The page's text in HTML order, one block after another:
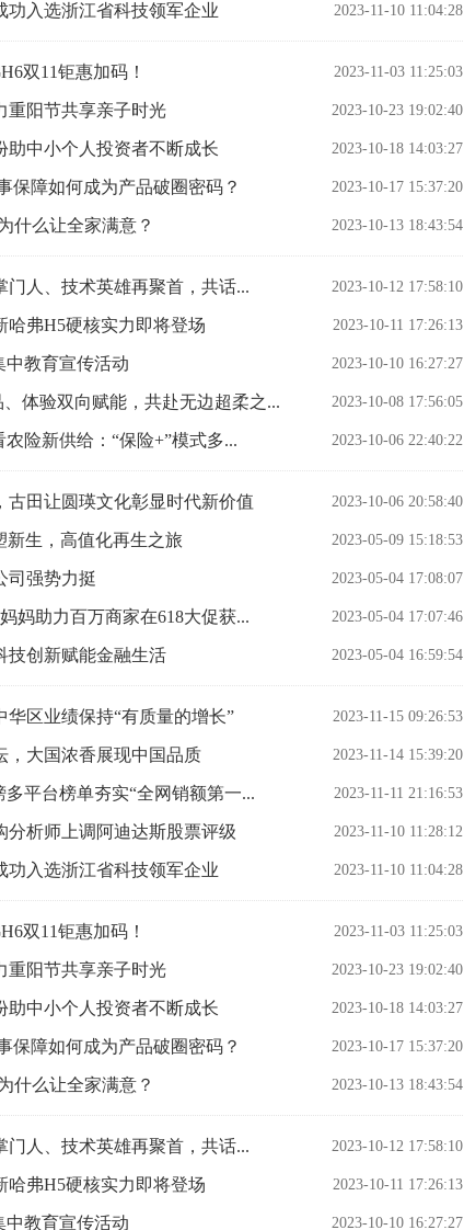
功入选浙江省科技领军企业 2023-11-10 11:04:28
双11钜惠加码！ 2023-11-03 11:25:03
重阳节共享亲子时光 2023-10-23 19:02:40
助中小个人投资者不断成长 2023-10-18 14:03:27
保障如何成为产品破圈密码？ 2023-10-17 15:37:20
什么让全家满意？ 2023-10-13 18:43:54
门人、技术英雄再聚首，共话... 2023-10-12 17:58:10
哈弗H5硬核实力即将登场 2023-10-11 17:26:13
中教育宣传活动 2023-10-10 16:27:27
体验双向赋能，共赴无边超柔之... 2023-10-08 17:56:05
险新供给：“保险+”模式多... 2023-10-06 22:40:22
田让圆瑛文化彰显时代新价值 2023-10-06 20:58:40
新生，高值化再生之旅 2023-05-09 15:18:53
司强势力挺 2023-05-04 17:08:07
妈助力百万商家在618大促获... 2023-05-04 17:07:46
技创新赋能金融生活 2023-05-04 16:59:54
区业绩保持“有质量的增长” 2023-11-15 09:26:53
，大国浓香展现中国品质 2023-11-14 15:39:20
平台榜单夯实“全网销额第一... 2023-11-11 21:16:53
析师上调阿迪达斯股票评级 2023-11-10 11:28:12
功入选浙江省科技领军企业 2023-11-10 11:04:28
双11钜惠加码！ 2023-11-03 11:25:03
重阳节共享亲子时光 2023-10-23 19:02:40
助中小个人投资者不断成长 2023-10-18 14:03:27
保障如何成为产品破圈密码？ 2023-10-17 15:37:20
什么让全家满意？ 2023-10-13 18:43:54
门人、技术英雄再聚首，共话... 2023-10-12 17:58:10
哈弗H5硬核实力即将登场 2023-10-11 17:26:13
中教育宣传活动 2023-10-10 16:27:27